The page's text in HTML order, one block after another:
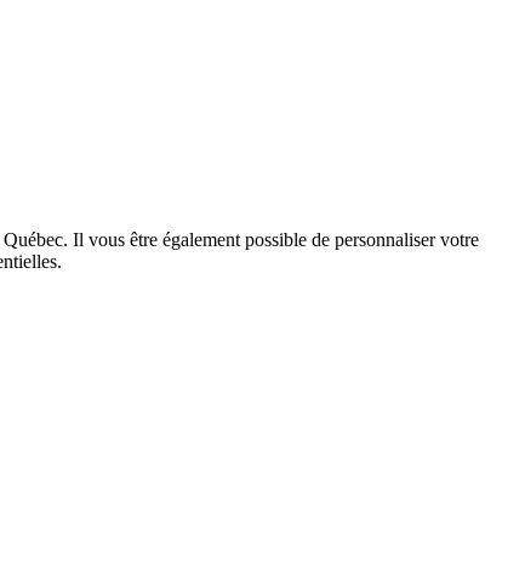
Il vous être également possible de personnaliser votre